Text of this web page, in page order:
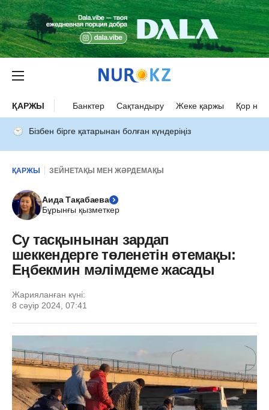
ҚАРЖЫ Банктер Сақтандыру Жеке қаржы Қор
Бізбен бірге қатарынан болған күндеріңіз
ҚАРЖЫ ЗЕЙНЕТАҚЫ МЕН ЖӘРДЕМАҚЫ
Аида Тақабаева
Бұрынғы қызметкер
Су тасқынынан зардап
шеккендерге төленетін өтемақы:
Еңбекмин мәлімдеме жасады
Жарияланған күні:
8 сәуір 2024, 07:41